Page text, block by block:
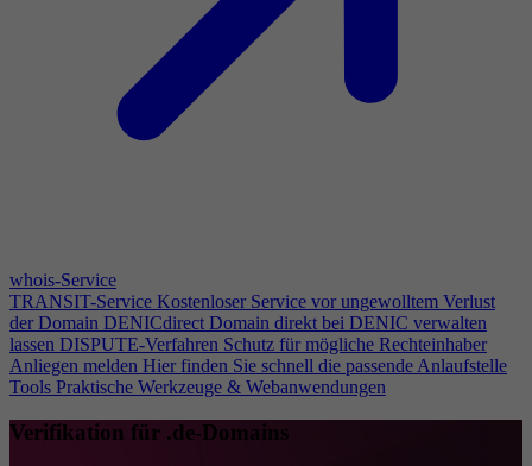
whois-Service
TRANSIT-Service Kostenloser Service vor ungewolltem Verlust
der Domain DENICdirect Domain direkt bei DENIC verwalten
lassen DISPUTE-Verfahren Schutz für mögliche Rechteinhaber
Anliegen melden Hier finden Sie schnell die passende Anlaufstelle
Tools Praktische Werkzeuge & Webanwendungen
Verifikation für .de-Domains